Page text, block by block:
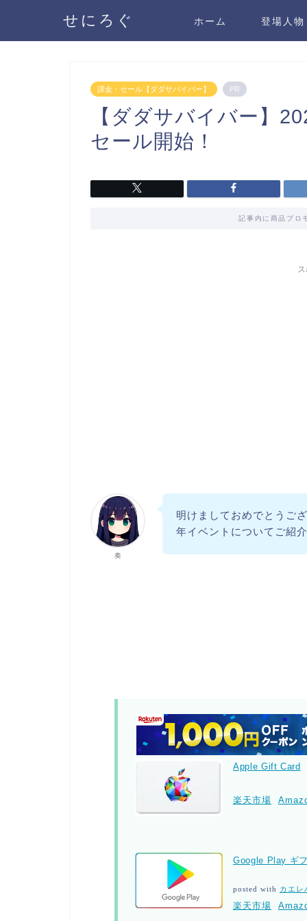
せにろぐ ホーム 登場人物
課金・セール【ダダサバイバー】 PR
【ダダサバイバー】
セール開始！
記事内に商品プロ
奏
明けましておめでとうご
年イベントについてご紹
Apple Gift Card
楽天市場
Google Play ギ
posted with カエレ
楽天市場